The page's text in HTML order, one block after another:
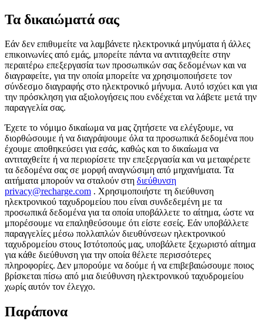
Τα δικαιώματά σας
Εάν δεν επιθυμείτε να λαμβάνετε ηλεκτρονικά μηνύματα ή άλλες
επικοινωνίες από εμάς, μπορείτε πάντα να αντιταχθείτε στην
περαιτέρω επεξεργασία των προσωπικών σας δεδομένων και να
διαγραφείτε, για την οποία μπορείτε να χρησιμοποιήσετε τον
σύνδεσμο διαγραφής στο ηλεκτρονικό μήνυμα. Αυτό ισχύει και για
την πρόσκληση για αξιολογήσεις που ενδέχεται να λάβετε μετά την
παραγγελία σας.
Έχετε το νόμιμο δικαίωμα να μας ζητήσετε να ελέγξουμε, να
διορθώσουμε ή να διαγράψουμε όλα τα προσωπικά δεδομένα που
έχουμε αποθηκεύσει για εσάς, καθώς και το δικαίωμα να
αντιταχθείτε ή να περιορίσετε την επεξεργασία και να μεταφέρετε
τα δεδομένα σας σε μορφή αναγνώσιμη από μηχανήματα. Τα
αιτήματα μπορούν να σταλούν στη διεύθυνση
privacy@recharge.com . Χρησιμοποιήστε τη διεύθυνση
ηλεκτρονικού ταχυδρομείου που είναι συνδεδεμένη με τα
προσωπικά δεδομένα για τα οποία υποβάλλετε το αίτημα, ώστε να
μπορέσουμε να επαληθεύσουμε ότι είστε εσείς. Εάν υποβάλλετε
παραγγελίες μέσω πολλαπλών διευθύνσεων ηλεκτρονικού
ταχυδρομείου στους Ιστότοπούς μας, υποβάλετε ξεχωριστό αίτημα
για κάθε διεύθυνση για την οποία θέλετε περισσότερες
πληροφορίες. Δεν μπορούμε να δούμε ή να επιβεβαιώσουμε ποιος
βρίσκεται πίσω από μια διεύθυνση ηλεκτρονικού ταχυδρομείου
χωρίς αυτόν τον έλεγχο.
Παράπονα